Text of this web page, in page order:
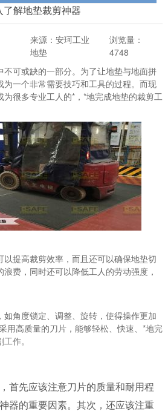
了解地垫裁剪神器
来源：安珂工业
地垫
浏览量：
4748
可或缺的一部分。为了让地垫与地面拼
一个非常需要技巧和工具的过程。而现
很多专业工人的*，*地完成地垫的裁剪工
提高裁剪效率，而且还可以确保地垫切
费，同时还可以降低工人的劳动强度，
角度锁定、调整、旋转，使得操作更加
用高质量的刀片，能够轻松、快速、*地完
作。
首先应该注意刀片的质量和耐用程
器的重要因素。其次，还应该注重